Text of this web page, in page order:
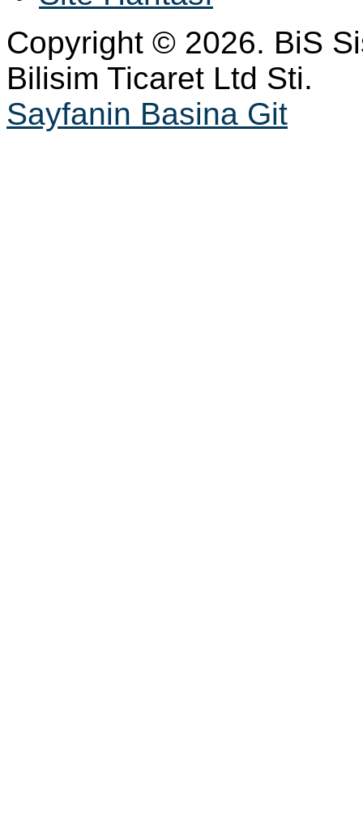
Copyright © 2026. BiS
Bilisim Ticaret Ltd Sti.
Sayfanin Basina Git